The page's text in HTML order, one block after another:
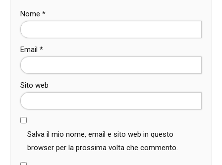
Nome *
Email *
Sito web
Salva il mio nome, email e sito web in questo
browser per la prossima volta che commento.